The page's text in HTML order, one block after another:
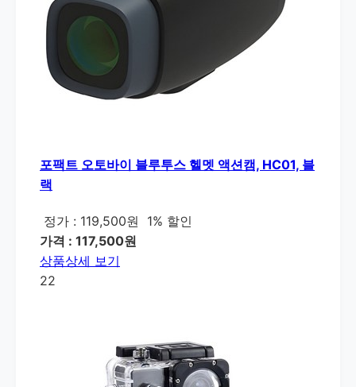
포팩트 오토바이 블루투스 헬멧 액션캠, HC01, 블
랙
정가 : 119,500원
1% 할인
가격 : 117,500원
상품상세 보기
22